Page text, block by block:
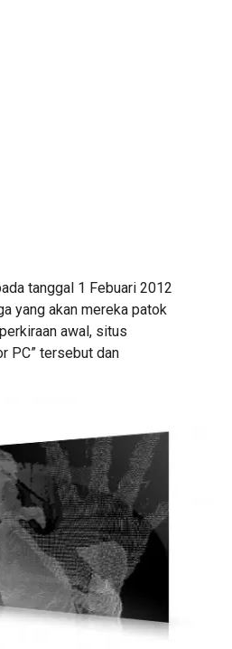
tanggal 1 Febuari 2012
yang akan mereka patok
awal, situs
PC” tersebut dan